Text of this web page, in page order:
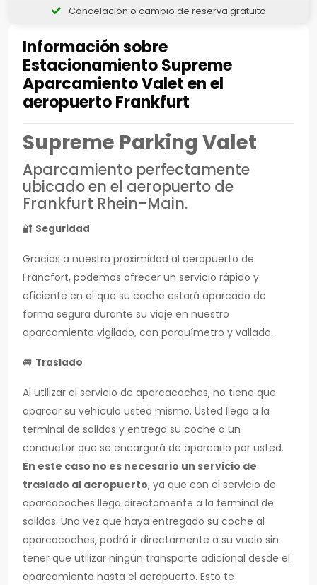
Información sobre
Estacionamiento Supreme
Aparcamiento Valet en el
aeropuerto Frankfurt
Supreme Parking Valet
Aparcamiento perfectamente
ubicado en el aeropuerto de
Frankfurt Rhein-Main.
🔐 Seguridad
Gracias a nuestra proximidad al aeropuerto de
Fráncfort, podemos ofrecer un servicio rápido y
eficiente en el que su coche estará aparcado de
forma segura durante su viaje en nuestro
aparcamiento vigilado, con parquímetro y vallado.
🚐 Traslado
Al utilizar el servicio de aparcacoches, no tiene que
aparcar su vehículo usted mismo. Usted llega a la
terminal de salidas y entrega su coche a un
conductor que se encargará de aparcarlo por usted.
En este caso no es necesario un servicio de
traslado al aeropuerto, ya que con el servicio de
aparcacoches llega directamente a la terminal de
salidas. Una vez que haya entregado su coche al
aparcacoches, podrá ir directamente a su vuelo sin
tener que utilizar ningún transporte adicional desde el
aparcamiento hasta el aeropuerto. Esto te
Cancelación o cambio de reserva gratuito